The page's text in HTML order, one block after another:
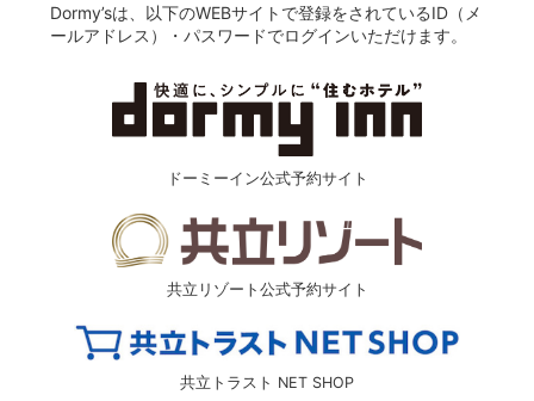
Dormy’sは、以下のWEBサイトで登録をされているID（メ
ールアドレス）・パスワードでログインいただけます。
ドーミーイン公式予約サイト
共立リゾート 公式予約サイト
共立トラスト NET SHOP